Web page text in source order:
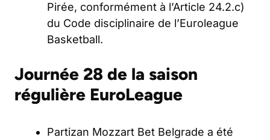
Pirée, conformément à l’Article 24.2.c)
du Code disciplinaire de l’Euroleague
Basketball.
Journée 28 de la saison
régulière EuroLeague
Partizan Mozzart Bet Belgrade a été